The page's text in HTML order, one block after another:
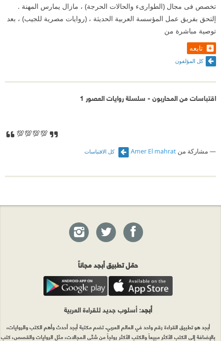
تخصص فى مجال (الطوارىء والحالات الحرجة) ، مازال يمارس المهنة .
إلتحق بفريق عمل المؤسسة العربية الحديثة ، (روايات مصرية للجيب) ، بعد
توصية مباشرة من
تابعه
كل المؤلفون
اقتباسات من المحاربون - سلسلة روايات العصور 1
💯💯💯💯
مشاركة من Amer El mahrat كل الاقتباسات
حمّل تطبيق أبجد مجاناً
أبجد: أسلوب جديد للقراءة العربية
أبجد هو تطبيق القراءة رقم واحد في العالم العربي. تضم مكتبة أبجد أحدث وأهم الكتب والروايات،
بالإضافة إلى الكتب الأكثر مبيعاً والكتب الأكثر رواجاً من شتّى المجالات، مثل الروايات والقصص، كتب